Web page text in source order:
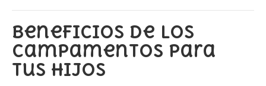
Beneficios de los
campamentos para
tus hijos